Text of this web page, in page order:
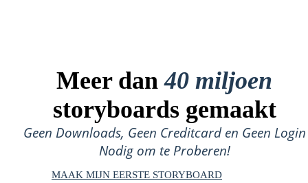
Meer dan40 miljoen
storyboards gemaakt
Geen Downloads, Geen Creditcard en Geen Login
Nodig om te Proberen!
MAAK MIJN EERSTE STORYBOARD